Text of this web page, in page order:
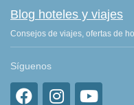
Blog hoteles y viajes
Consejos de viajes, ofertas de
Síguenos